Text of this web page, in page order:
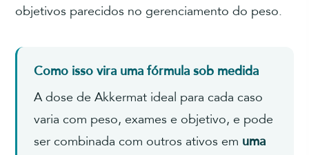
objetivos parecidos no gerenciamento do peso.
Como isso vira uma fórmula sob medida
A dose de Akkermat ideal para cada caso
varia com peso, exames e objetivo, e pode
ser combinada com outros ativos em uma